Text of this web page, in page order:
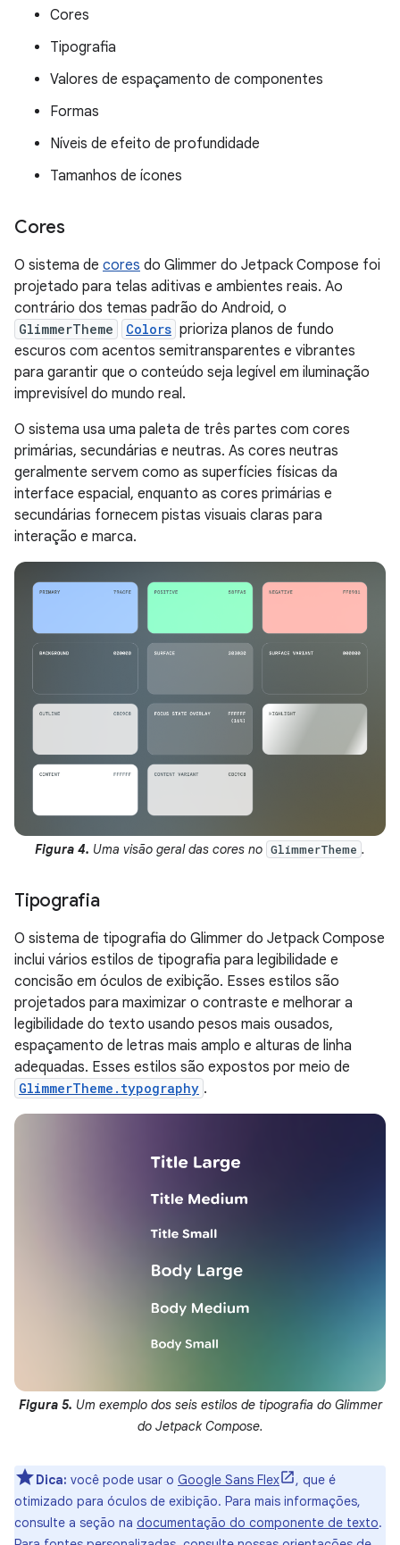
Cores
Tipografia
Valores de espaçamento de componentes
Formas
Níveis de efeito de profundidade
Tamanhos de ícones
Cores
O sistema de cores do Glimmer do Jetpack Compose foi
projetado para telas aditivas e ambientes reais. Ao
contrário dos temas padrão do Android, o
GlimmerTheme Colors prioriza planos de fundo
escuros com acentos semitransparentes e vibrantes
para garantir que o conteúdo seja legível em iluminação
imprevisível do mundo real.
O sistema usa uma paleta de três partes com cores
primárias, secundárias e neutras. As cores neutras
geralmente servem como as superfícies físicas da
interface espacial, enquanto as cores primárias e
secundárias fornecem pistas visuais claras para
interação e marca.
Figura 4. Uma visão geral das cores no GlimmerTheme .
Tipografia
O sistema de tipografia do Glimmer do Jetpack Compose
inclui vários estilos de tipografia para legibilidade e
concisão em óculos de exibição. Esses estilos são
projetados para maximizar o contraste e melhorar a
legibilidade do texto usando pesos mais ousados,
espaçamento de letras mais amplo e alturas de linha
adequadas. Esses estilos são expostos por meio de
GlimmerTheme.typography .
Figura 5. Um exemplo dos seis estilos de tipografia do Glimmer
do Jetpack Compose.
Dica: você pode usar o Google Sans Flex
, que é
otimizado para óculos de exibição. Para mais informações,
consulte a seção na documentação do componente de texto.